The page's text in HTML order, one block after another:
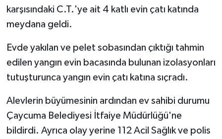
karşısındaki C.T.'ye ait 4 katlı evin çatı katında
meydana geldi.
Evde yakılan ve pelet sobasından çıktığı tahmin
edilen yangın evin bacasında bulunan izolasyonları
tutuşturunca yangın evin çatı katına sıçradı.
Alevlerin büyümesinin ardından ev sahibi durumu
Çaycuma Belediyesi İtfaiye Müdürlüğü'ne
bildirdi. Ayrıca olay yerine 112 Acil Sağlık ve polis